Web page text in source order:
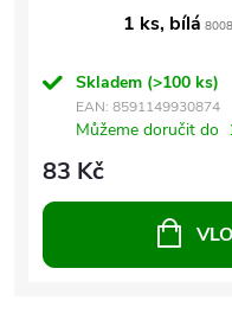
1 ks, bílá
Skladem (>100 ks)
EAN: 8591149930874
Můžeme doručit do
83 Kč